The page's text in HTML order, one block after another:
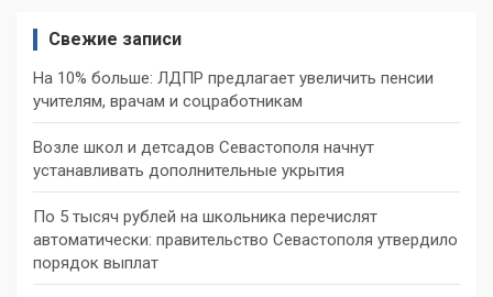
Свежие записи
На 10% больше: ЛДПР предлагает увеличить пенсии
учителям, врачам и соцработникам
Возле школ и детсадов Севастополя начнут
устанавливать дополнительные укрытия
По 5 тысяч рублей на школьника перечислят
автоматически: правительство Севастополя утвердило
порядок выплат